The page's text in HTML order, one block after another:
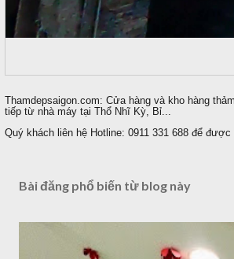
Thamdepsaigon.com: Cửa hàng và kho hàng
tiếp từ nhà máy tại Thổ Nhĩ Kỳ, Bỉ...
Quý khách liên hệ Hotline: 0911 331 688 để
Bài đăng phổ biến từ blog này